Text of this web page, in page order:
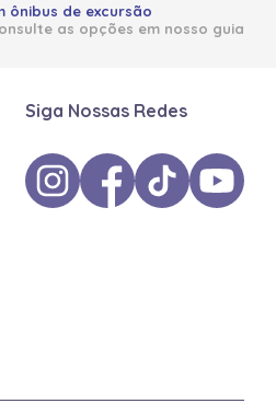
ônibus de excursão
as opções em nosso guia
Siga Nossas Redes